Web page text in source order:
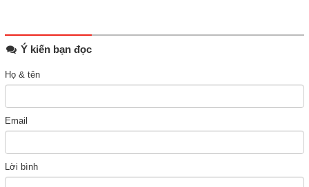
Ý kiến bạn đọc
Họ & tên
Email
Lời bình